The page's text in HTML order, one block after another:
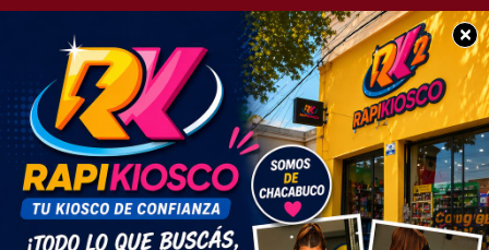
×
POLICIALES